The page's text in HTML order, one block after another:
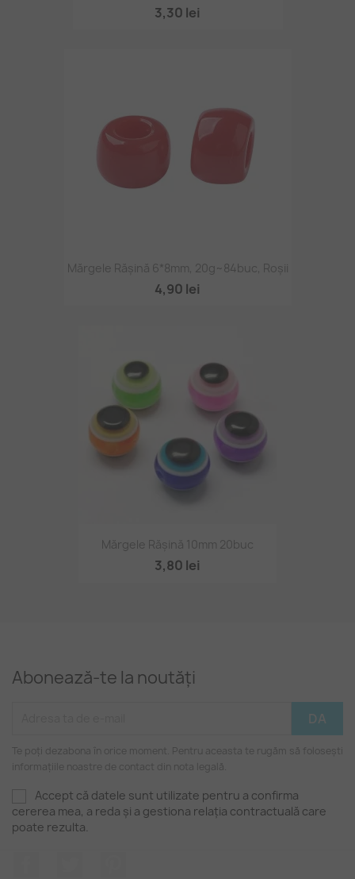
3,30 lei
Mărgele Rășină 6*8mm, 20g~84buc, Roșii
4,90 lei
Mărgele Rășină 10mm 20buc
3,80 lei
Abonează-te la noutăți
Te poți dezabona în orice moment. Pentru aceasta te rugăm să folosești
informațiile noastre de contact din nota legală.
Accept că datele sunt utilizate pentru a confirma
cererea mea, a reda și a gestiona relația contractuală care
poate rezulta.